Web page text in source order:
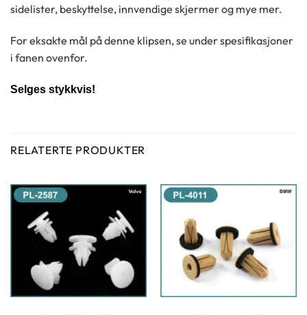
sidelister, beskyttelse, innvendige skjermer og mye mer.
For eksakte mål på denne klipsen, se under spesifikasjoner
i fanen ovenfor.
Selges stykkvis!
RELATERTE PRODUKTER